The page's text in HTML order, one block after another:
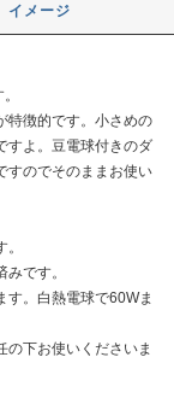
イメージ
特徴的です。小さめの
すよ。豆電球付きのダ
すのでそのままお使い
です。
。白熱電球で60Wま
下お使いくださいま